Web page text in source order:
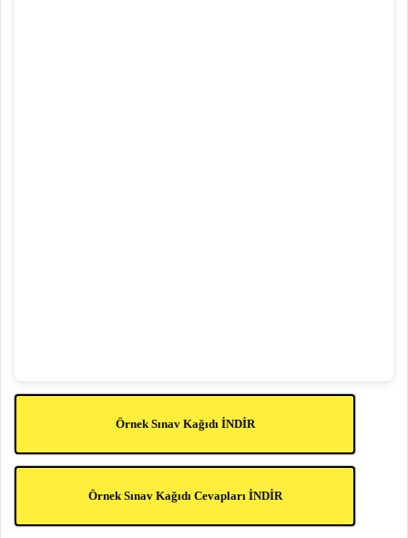
Örnek Sınav Kağıdı İNDİR
Örnek Sınav Kağıdı Cevapları İNDİR